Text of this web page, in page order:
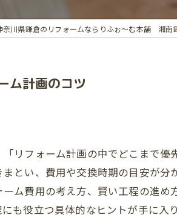
奈川県鎌倉のリフォームならりふぉ～む本舗 湘南
ム計画のコツ
リフォーム計画の中でどこまで
とい、費用や交換時期の目安が
ム費用の考え方、賢い工程の進
も役立つ具体的なヒントが手に